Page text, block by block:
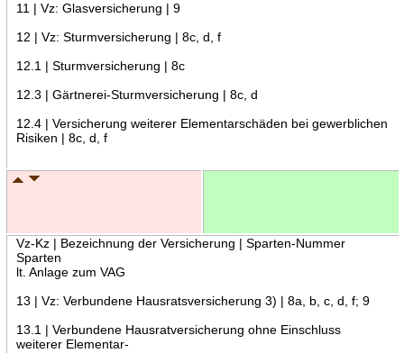
11 | Vz: Glasversicherung | 9
12 | Vz: Sturmversicherung | 8c, d, f
12.1 | Sturmversicherung | 8c
12.3 | Gärtnerei-Sturmversicherung | 8c, d
12.4 | Versicherung weiterer Elementarschäden bei gewerblichen
Risiken | 8c, d, f
Vz-Kz | Bezeichnung der Versicherung | Sparten-Nummer
Sparten
lt. Anlage zum VAG
13 | Vz: Verbundene Hausratsversicherung 3) | 8a, b, c, d, f; 9
13.1 | Verbundene Hausratversicherung ohne Einschluss
weiterer Elementar-